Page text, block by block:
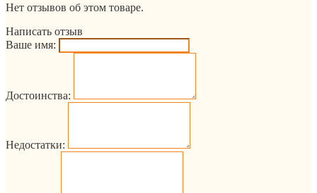
Нет отзывов об этом товаре.
Написать отзыв
Ваше имя:
Достоинства:
Недостатки: